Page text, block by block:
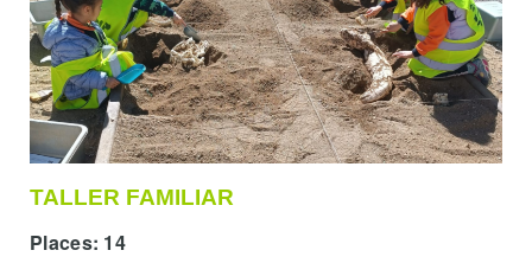
TALLER FAMILIAR
Places: 14